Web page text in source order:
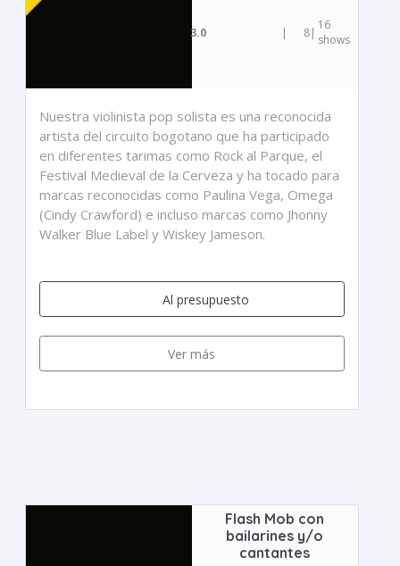
3.0 | 8| 16
shows
Nuestra violinista pop solista es una reconocida
artista del circuito bogotano que ha participado
en diferentes tarimas como Rock al Parque, el
Festival Medieval de la Cerveza y ha tocado para
marcas reconocidas como Paulina Vega, Omega
(Cindy Crawford) e incluso marcas como Jhonny
Walker Blue Label y Wiskey Jameson.
Al presupuesto
Ver más
Flash Mob con
bailarines y/o
cantantes